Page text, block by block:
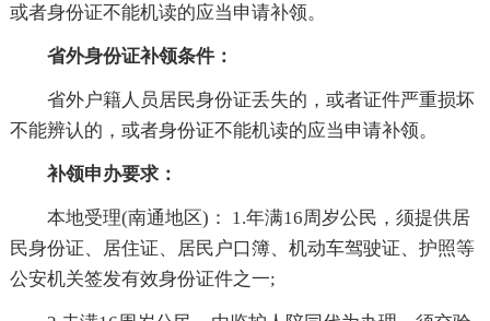
或者身份证不能机读的应当申请补领。
省外身份证补领条件：
省外户籍人员居民身份证丢失的，或者证件严重损坏
不能辨认的，或者身份证不能机读的应当申请补领。
补领申办要求：
本地受理(南通地区)： 1.年满16周岁公民，须提供居
民身份证、居住证、居民户口簿、机动车驾驶证、护照等
公安机关签发有效身份证件之一;